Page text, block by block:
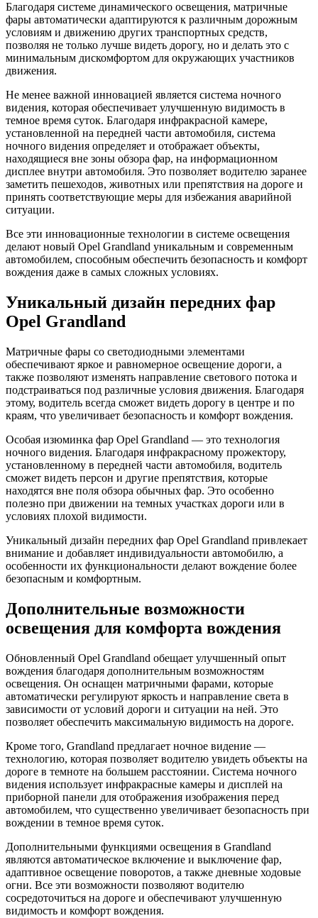
Благодаря системе динамического освещения, матричные
фары автоматически адаптируются к различным дорожным
условиям и движению других транспортных средств,
позволяя не только лучше видеть дорогу, но и делать это с
минимальным дискомфортом для окружающих участников
движения.
Не менее важной инновацией является система ночного
видения, которая обеспечивает улучшенную видимость в
темное время суток. Благодаря инфракрасной камере,
установленной на передней части автомобиля, система
ночного видения определяет и отображает объекты,
находящиеся вне зоны обзора фар, на информационном
дисплее внутри автомобиля. Это позволяет водителю заранее
заметить пешеходов, животных или препятствия на дороге и
принять соответствующие меры для избежания аварийной
ситуации.
Все эти инновационные технологии в системе освещения
делают новый Opel Grandland уникальным и современным
автомобилем, способным обеспечить безопасность и комфорт
вождения даже в самых сложных условиях.
Уникальный дизайн передних фар
Opel Grandland
Матричные фары со светодиодными элементами
обеспечивают яркое и равномерное освещение дороги, а
также позволяют изменять направление светового потока и
подстраиваться под различные условия движения. Благодаря
этому, водитель всегда сможет видеть дорогу в центре и по
краям, что увеличивает безопасность и комфорт вождения.
Особая изюминка фар Opel Grandland — это технология
ночного видения. Благодаря инфракрасному прожектору,
установленному в передней части автомобиля, водитель
сможет видеть персон и другие препятствия, которые
находятся вне поля обзора обычных фар. Это особенно
полезно при движении на темных участках дороги или в
условиях плохой видимости.
Уникальный дизайн передних фар Opel Grandland привлекает
внимание и добавляет индивидуальности автомобилю, а
особенности их функциональности делают вождение более
безопасным и комфортным.
Дополнительные возможности
освещения для комфорта вождения
Обновленный Opel Grandland обещает улучшенный опыт
вождения благодаря дополнительным возможностям
освещения. Он оснащен матричными фарами, которые
автоматически регулируют яркость и направление света в
зависимости от условий дороги и ситуации на ней. Это
позволяет обеспечить максимальную видимость на дороге.
Кроме того, Grandland предлагает ночное видение —
технологию, которая позволяет водителю увидеть объекты на
дороге в темноте на большем расстоянии. Система ночного
видения использует инфракрасные камеры и дисплей на
приборной панели для отображения изображения перед
автомобилем, что существенно увеличивает безопасность при
вождении в темное время суток.
Дополнительными функциями освещения в Grandland
являются автоматическое включение и выключение фар,
адаптивное освещение поворотов, а также дневные ходовые
огни. Все эти возможности позволяют водителю
сосредоточиться на дороге и обеспечивают улучшенную
видимость и комфорт вождения.